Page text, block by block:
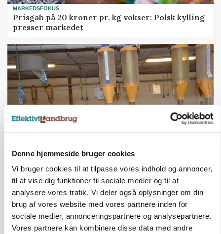
Denne hjemmeside bruger cookies
Vi bruger cookies til at tilpasse vores indhold og annoncer,
til at vise dig funktioner til sociale medier og til at
analysere vores trafik. Vi deler også oplysninger om din
brug af vores website med vores partnere inden for
sociale medier, annonceringspartnere og analysepartnere.
Vores partnere kan kombinere disse data med andre
MARKEDSFOKUS
Prisgab på 20 kroner pr. kg vokser: Polsk kylling
presser markedet
Rådgiver om DB-Tjek: Små justeringer kan give
store besparelser
Annonce
Loading...